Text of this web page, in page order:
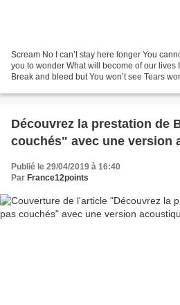
Scream No I can’t stay here longer You
you to wonder What will become of our lives
Break and bleed but You won’t see Tears
Découvrez la prestation de
couchés" avec une version
Publié le 29/04/2019 à 16:40
Par France12points